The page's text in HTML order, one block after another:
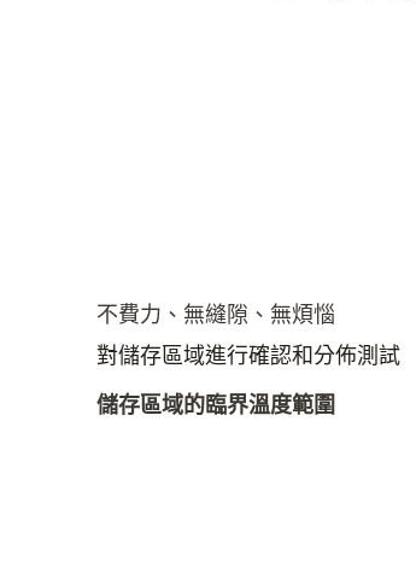
不費力、無縫隙、無煩惱
對儲存區域進行確認和分佈測試
儲存區域的臨界溫度範圍